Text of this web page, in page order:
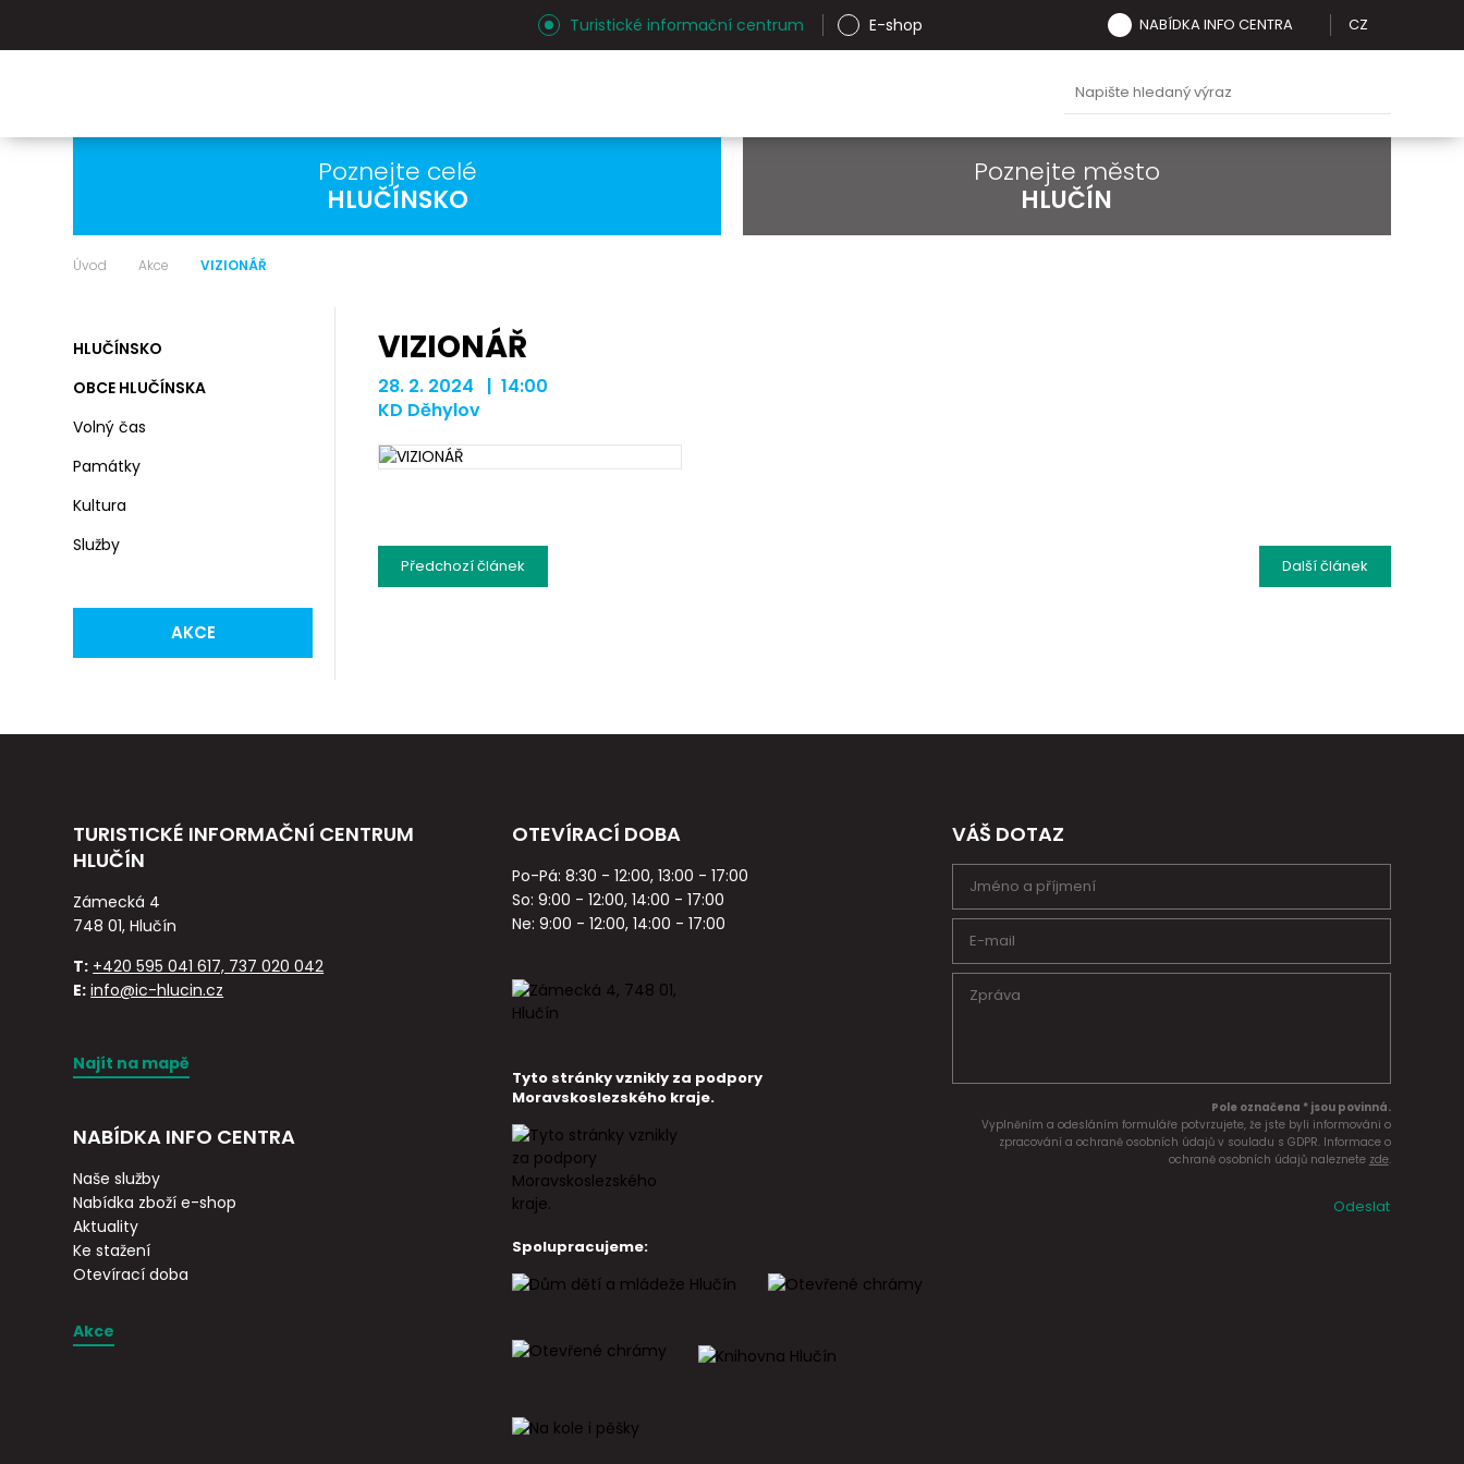
Turistické informační centrum E-shop NABÍDKA INFO CENTRA CZ
Poznejte celé
HLUČÍNSKO
Poznejte město
HLUČÍN
Úvod Akce VIZIONÁŘ
HLUČÍNSKO
OBCE HLUČÍNSKA
Volný čas
Památky
Kultura
Služby
AKCE
VIZIONÁŘ
28. 2. 2024 | 14:00
KD Děhylov
Dalšíčlánek
Předchozíčlánek
TURISTICKÉ INFORMAČNÍ CENTRUM
HLUČÍN
Zámecká 4
748 01, Hlučín
T: +420 595 041 617, 737 020 042
E: info@ic-hlucin.cz
Najít na mapě
NABÍDKA INFO CENTRA
Naše služby
Nabídka zboží e-shop
Aktuality
Ke stažení
Otevírací doba
Akce
OTEVÍRACÍ DOBA
Po-Pá: 8:30 - 12:00, 13:00 - 17:00
So: 9:00 - 12:00, 14:00 - 17:00
Ne: 9:00 - 12:00, 14:00 - 17:00
Tyto stránky vznikly za podpory
Moravskoslezského kraje.
Spolupracujeme:
VÁŠ DOTAZ
Pole označena * jsou povinná.
Vyplněním a odesláním formuláře potvrzujete, že jste byli informováni o
zpracování a ochraně osobních údajů v souladu s GDPR. Informace o
ochraně osobních údajů naleznete zde.
Odeslat